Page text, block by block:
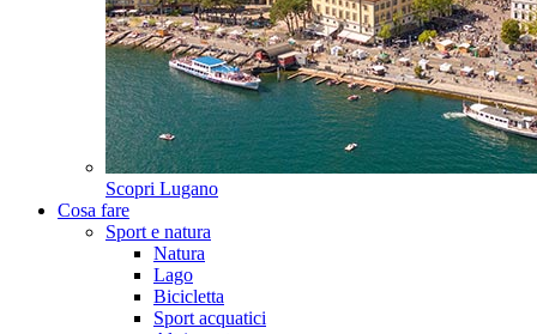
Scopri Lugano
Cosa fare
Sport e natura
Natura
Lago
Bicicletta
Sport acquatici